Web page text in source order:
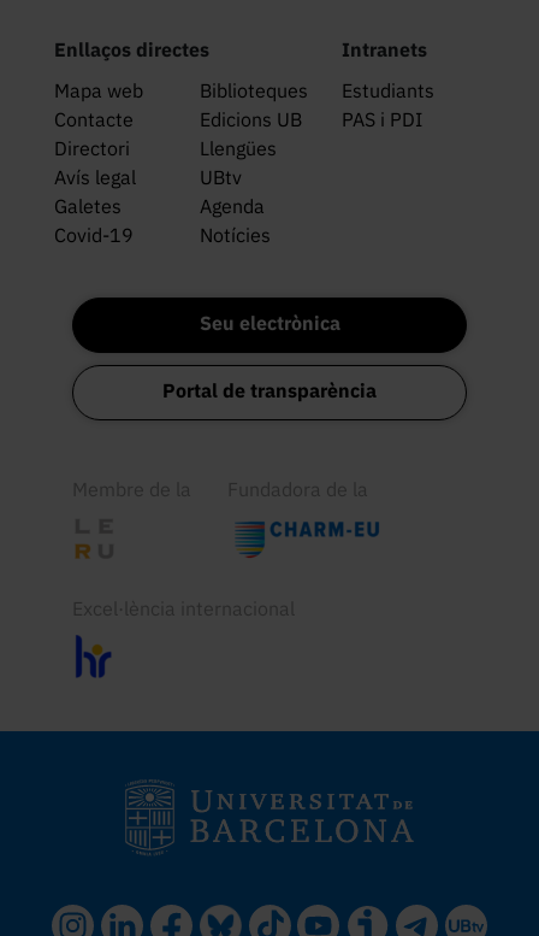
Enllaços directes
Mapa web
Biblioteques
Contacte
Edicions UB
Directori
Llengües
Avís legal
UBtv
Galetes
Agenda
Covid-19
Notícies
Intranets
Estudiants
PAS i PDI
Seu electrònica
Portal de transparència
Membre de la Fundadora de la
Excel·lència internacional